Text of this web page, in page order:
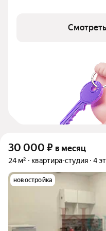
30 000 ₽ в месяц
24 м² квартира-студия 4
новостройка